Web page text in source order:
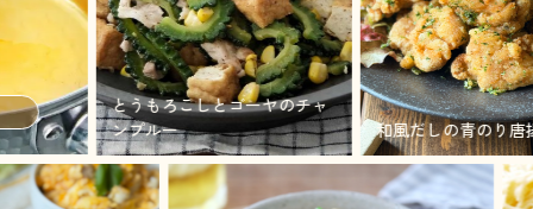
とうもろこしとゴーヤのチャ
ンプルー
和風だしの青のり唐揚げ